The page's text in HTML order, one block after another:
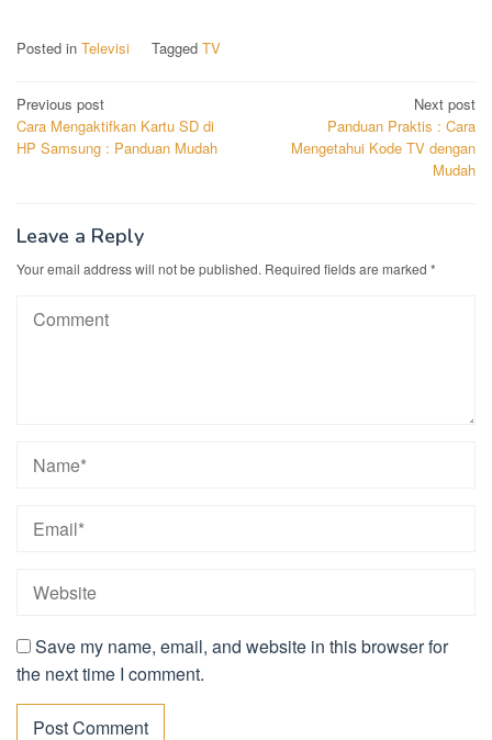
Posted in Televisi Tagged TV
Post
navigation
Previous post
Cara Mengaktifkan Kartu SD di
HP Samsung : Panduan Mudah
Next post
Panduan Praktis : Cara
Mengetahui Kode TV dengan
Mudah
Leave a Reply
Your email address will not be published. Required fields are marked *
Save my name, email, and website in this browser for
the next time I comment.